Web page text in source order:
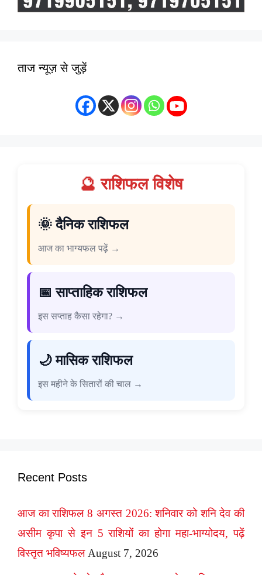
ताज न्यूज़ से जुड़ें
🔮 राशिफल विशेष
🌞 दैनिक राशिफल
आज का भाग्यफल पढ़ें →
📅 साप्ताहिक राशिफल
इस सप्ताह कैसा रहेगा? →
🌙 मासिक राशिफल
इस महीने के सितारों की चाल →
Recent Posts
आज का राशिफल 8 अगस्त 2026: शनिवार को शनि देव की
असीम कृपा से इन 5 राशियों का होगा महा-भाग्योदय, पढ़ें
विस्तृत भविष्यफल August 7, 2026